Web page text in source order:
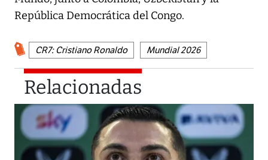
República Democrática del Congo.
CR7: Cristiano Ronaldo Mundial 2026
Relacionadas